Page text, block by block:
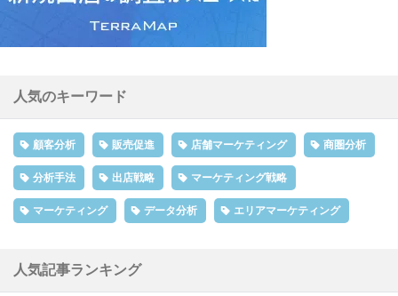
人気のキーワード
顧客分析 販売促進 店舗マーケティング 商圏分析
分析手法 出店戦略 マーケティング戦略
マーケティング データ分析 エリアマーケティング
人気記事ランキング